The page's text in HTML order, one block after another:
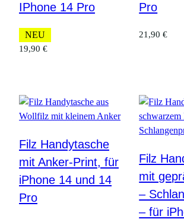
IPhone 14 Pro
NEU
19,90 €
Pro
21,90€
Filz Handytasche
mit Anker-Print, für
iPhone 14 und 14
Pro
Filz
mit
–
– für